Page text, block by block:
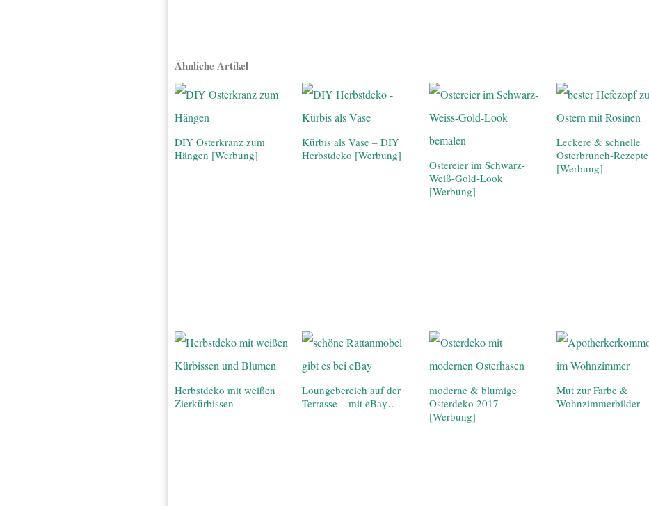
Ähnliche Artikel
DIY Osterkranz zum
Hängen [Werbung]
Kürbis als Vase – DIY
Herbstdeko [Werbung]
Ostereier im Schwarz-
Weiß-Gold-Look
[Werbung]
Leckere & schnelle
Osterbrunch-Rezepte
[Werbung]
Herbstdeko mit weißen
Zierkürbissen
Loungebereich auf der
Terrasse – mit eBay…
moderne & blumige
Osterdeko 2017
[Werbung]
Mut zur Farbe &
Wohnzimmerbilder